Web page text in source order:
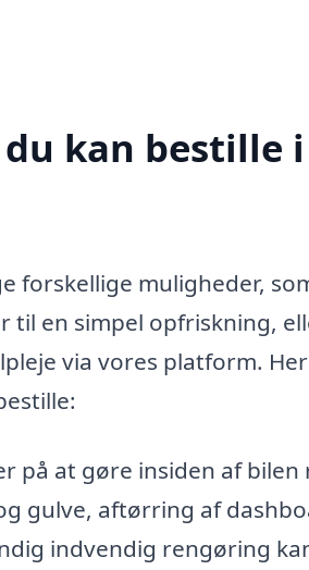
kan bestille i
forskellige muligheder,
til en simpel opfriskning,
via vores platform.
på at gøre insiden af bilen
gulve, aftørring af
indvendig rengøring